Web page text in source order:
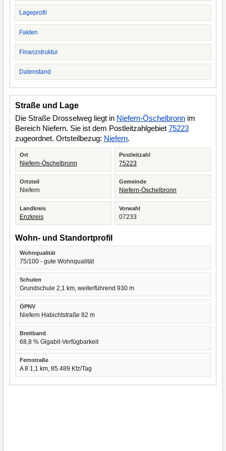
Lageprofil
Fakten
Finanzstruktur
Datenstand
Straße und Lage
Die Straße Drosselweg liegt in Niefern-Öschelbronn im
Bereich Niefern. Sie ist dem Postleitzahlgebiet 75223
zugeordnet. Ortsteilbezug: Niefern.
Ort
Niefern-Öschelbronn
Postleitzahl
75223
Ortsteil
Niefern
Gemeinde
Niefern-Öschelbronn
Landkreis
Enzkreis
Vorwahl
07233
Wohn- und Standortprofil
Wohnqualität
75/100 - gute Wohnqualität
Schulen
Grundschule 2,1 km, weiterführend 930 m
ÖPNV
Niefern Habichtstraße 82 m
Breitband
68,8 % Gigabit-Verfügbarkeit
Fernstraße
A 8 1,1 km, 85.489 Kfz/Tag